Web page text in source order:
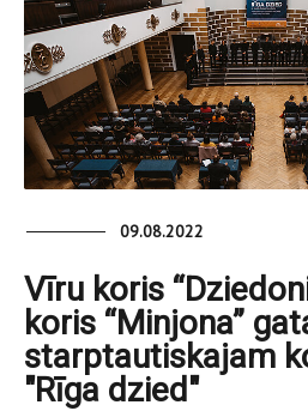
09.08.2022
Vīru koris
koris “Minjona”
starptautiskajam
"Rīga dzied"